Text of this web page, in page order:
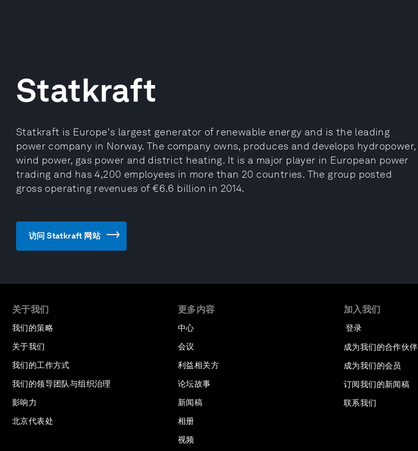
Statkraft
Statkraft is Europe's largest generator of renewable energy and is the leading
power company in Norway. The company owns, produces and develops hydropower,
wind power, gas power and district heating. It is a major player in European power
trading and has 4,200 employees in more than 20 countries. The group posted
gross operating revenues of €6.6 billion in 2014.
访问 Statkraft 网站
关于我们
我们的策略
关于我们
我们的工作方式
我们的领导团队与组织治理
影响力
北京代表处
更多内容
中心
会议
利益相关方
论坛故事
新闻稿
相册
视频
加入我们
登录
成为我们的合作伙伴
成为我们的会员
订阅我们的新闻稿
联系我们